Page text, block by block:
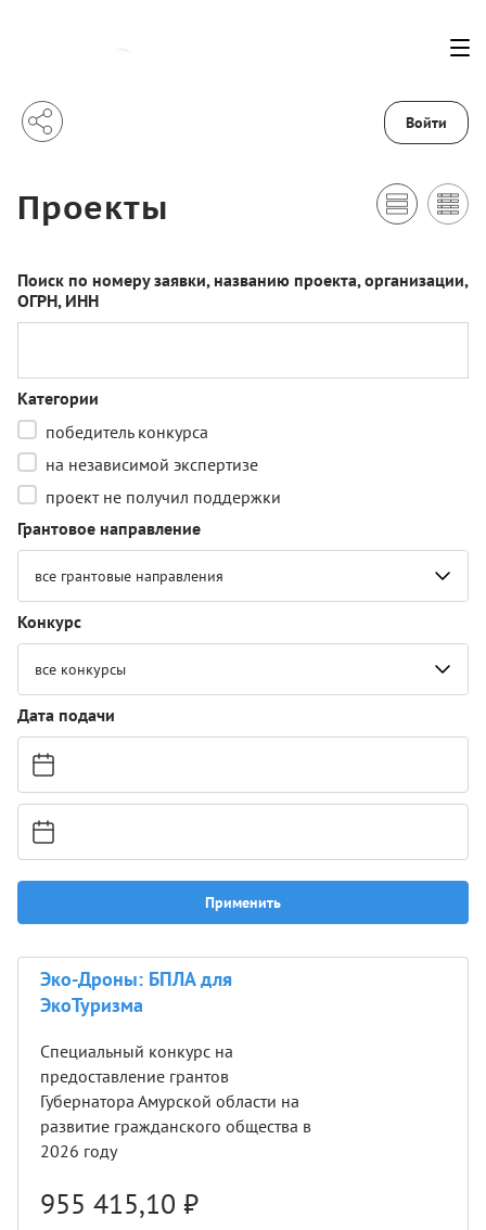
Войти
Проекты
Поиск по номеру заявки, названию проекта, организации,
ОГРН, ИНН
Категории
победитель конкурса
на независимой экспертизе
проект не получил поддержки
Грантовое направление
все грантовые направления
Конкурс
все конкурсы
Дата подачи
Применить
Эко-Дроны: БПЛА для
ЭкоТуризма
Специальный конкурс на
предоставление грантов
Губернатора Амурской области на
развитие гражданского общества в
2026 году
955 415,10 ₽